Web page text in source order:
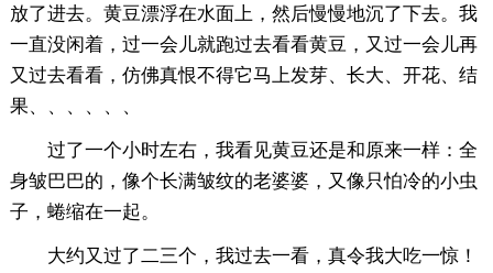
放了进去。黄豆漂浮在水面上，然后慢慢地沉了下去。我
一直没闲着，过一会儿就跑过去看看黄豆，又过一会儿再
又过去看看，仿佛真恨不得它马上发芽、长大、开花、结
果、、、、、、
过了一个小时左右，我看见黄豆还是和原来一样：全
身皱巴巴的，像个长满皱纹的老婆婆，又像只怕冷的小虫
子，蜷缩在一起。
大约又过了二三个，我过去一看，真令我大吃一惊！